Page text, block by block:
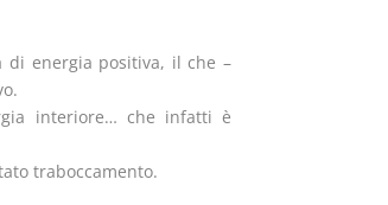
di energia positiva, il che –
interiore… che infatti è
traboccamento.